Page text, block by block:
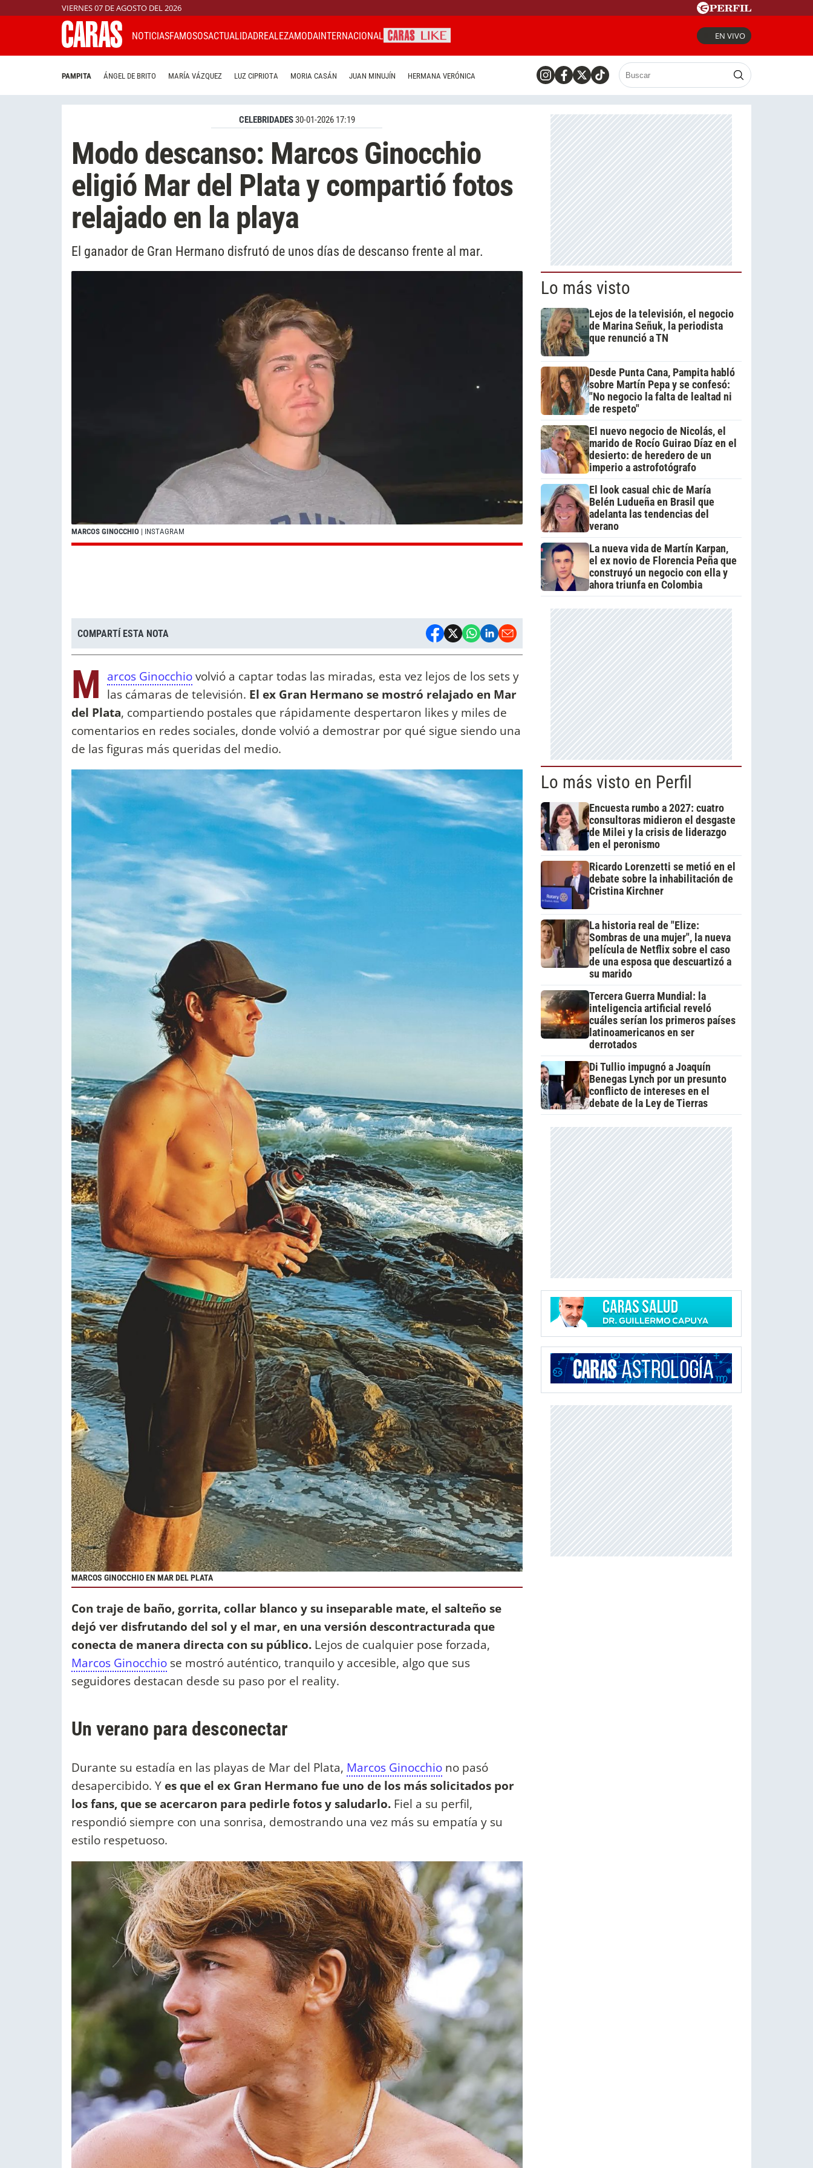
VIERNES 07 DE AGOSTO DEL 2026
NOTICIASFAMOSOSACTUALIDADREALEZAMODAINTERNACIONAL EN VIVO
PAMPITA ÁNGEL DE BRITO MARÍA VÁZQUEZ LUZ CIPRIOTA MORIA CASÁN JUAN MINUJÍN HERMANA VERÓNICA
CELEBRIDADES30-01-2026 17:19
Modo descanso: Marcos Ginocchio
eligió Mar del Plata y compartió fotos
relajado en la playa
El ganador de Gran Hermano disfrutó de unos días de descanso frente al mar.
MARCOS GINOCCHIO | INSTAGRAM
COMPARTÍ ESTA NOTA
M arcos Ginocchiovolvió a captar todas las miradas, esta vez lejos de los sets y
las cámaras de televisión. El ex Gran Hermano se mostró relajado en Mar
del Plata, compartiendo postales que rápidamente despertaron likes y miles de
comentarios en redes sociales, donde volvió a demostrar por qué sigue siendo una
de las figuras más queridas del medio.
MARCOS GINOCCHIO EN MAR DEL PLATA
Con traje de baño, gorrita, collar blanco y su inseparable mate, el salteño se
dejó ver disfrutando del sol y el mar, en una versión descontracturada que
conecta de manera directa con su público. Lejos de cualquier pose forzada,
Marcos Ginocchio se mostró auténtico, tranquilo y accesible, algo que sus
seguidores destacan desde su paso por el reality.
Un verano para desconectar
Durante su estadía en las playas de Mar del Plata, Marcos Ginocchio no pasó
desapercibido. Y es que el ex Gran Hermano fue uno de los más solicitados por
los fans, que se acercaron para pedirle fotos y saludarlo. Fiel a su perfil,
respondió siempre con una sonrisa, demostrando una vez más su empatía y su
estilo respetuoso.
Lo más visto
Lejos de la televisión, el negocio
de Marina Señuk, la periodista
que renunció a TN
Desde Punta Cana, Pampita habló
sobre Martín Pepa y se confesó:
"No negocio la falta de lealtad ni
de respeto"
El nuevo negocio de Nicolás, el
marido de Rocío Guirao Díaz en el
desierto: de heredero de un
imperio a astrofotógrafo
El look casual chic de María
Belén Ludueña en Brasil que
adelanta las tendencias del
verano
La nueva vida de Martín Karpan,
el ex novio de Florencia Peña que
construyó un negocio con ella y
ahora triunfa en Colombia
Lo más visto en Perfil
Encuesta rumbo a 2027: cuatro
consultoras midieron el desgaste
de Milei y la crisis de liderazgo
en el peronismo
Ricardo Lorenzetti se metió en el
debate sobre la inhabilitación de
Cristina Kirchner
La historia real de "Elize:
Sombras de una mujer", la nueva
película de Netflix sobre el caso
de una esposa que descuartizó a
su marido
Tercera Guerra Mundial: la
inteligencia artificial reveló
cuáles serían los primeros países
latinoamericanos en ser
derrotados
Di Tullio impugnó a Joaquín
Benegas Lynch por un presunto
conflicto de intereses en el
debate de la Ley de Tierras